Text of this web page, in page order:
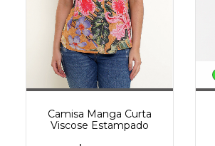
Camisa Manga Curta
Viscose Estampado